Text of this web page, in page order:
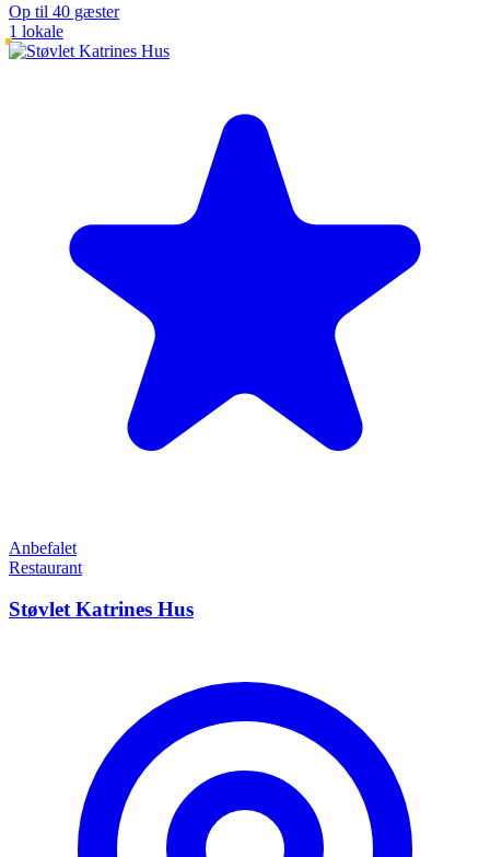
Op til 40 gæster
1 lokale
Anbefalet
Restaurant
Støvlet Katrines Hus